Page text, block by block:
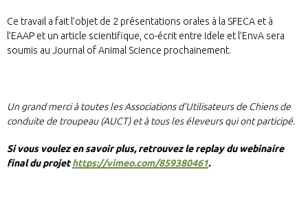
Ce travail a fait l’objet de 2 présentations orales à la SFECA et à
l’EAAP et un article scientifique, co-écrit entre Idele et l’EnvA sera
soumis au Journal of Animal Science prochainement.
Un grand merci à toutes les Associations d’Utilisateurs de Chiens de
conduite de troupeau (AUCT) et à tous les éleveurs qui ont participé.
Si vous voulez en savoir plus, retrouvez le replay du webinaire
final du projethttps://vimeo.com/859380461.